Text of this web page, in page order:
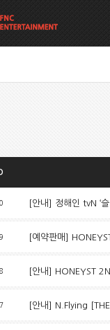
[안내] 정해인 tvN ‘
[예약판매]
[안내] HONEYST
[안내] N.Flying